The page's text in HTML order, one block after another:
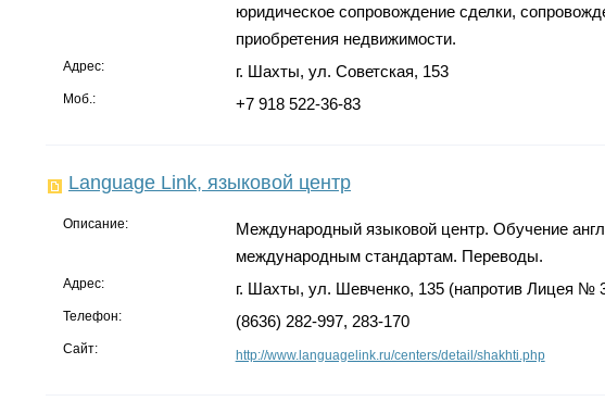
юридическое сопровождение сделки,
приобретения недвижимости.
Адрес: г. Шахты, ул. Советская, 153
Моб.: +7 918 522-36-83
Language Link, языковой центр
Описание:
Международный языковой центр. Обучение
международным стандартам. Переводы.
Адрес: г. Шахты, ул. Шевченко, 135 (напротив Лицея №
Телефон: (8636) 282-997, 283-170
Сайт: http://www.languagelink.ru/centers/detail/shakhti.php